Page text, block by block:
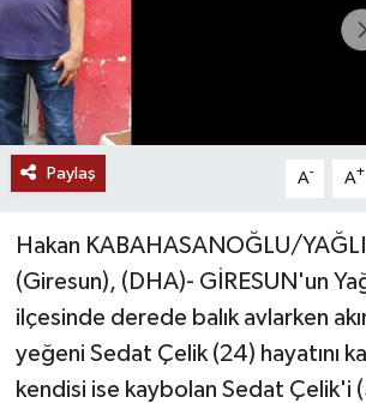
Paylaş A- A+
Hakan KABAHASANOĞLU/
(Giresun), (DHA)- GİRESUN'un
ilçesinde derede balık avlarken
yeğeni Sedat Çelik (24) hayatını
kendisi ise kaybolan Sedat Çelik'i
Genel
Gündem
Haberde İnsan
Kültür Sanat
Magazin
Politika
Sağlık